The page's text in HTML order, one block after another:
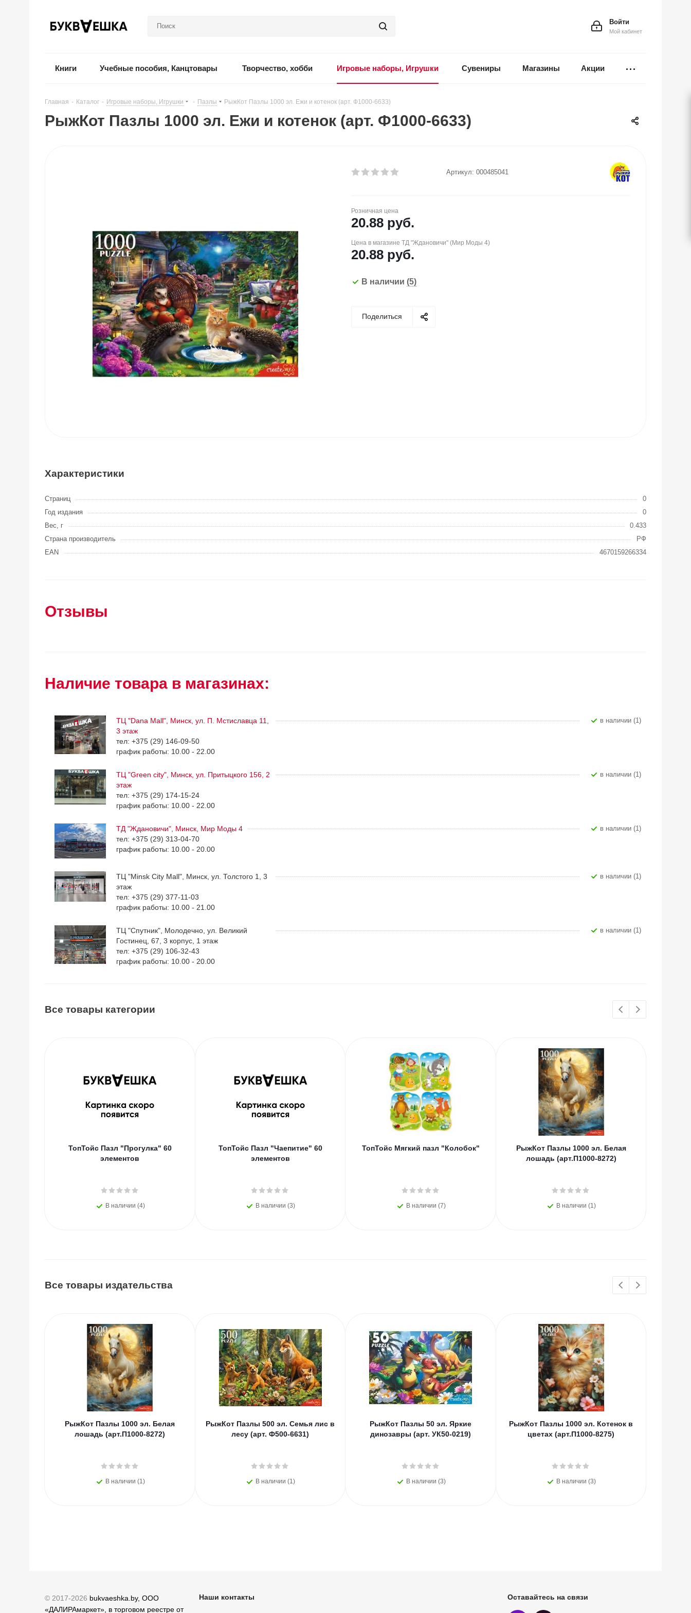
Войти
Мой кабинет
Книги Учебные пособия, Канцтовары Творчество, хобби Игровые наборы, Игрушки Сувениры Магазины Акции
Главная - Каталог - Игровые наборы, Игрушки - Пазлы - РыжКот Пазлы 1000 эл. Ежи и котенок (арт. Ф1000-6633)
РыжКот Пазлы 1000 эл. Ежи и котенок (арт. Ф1000-6633)
Артикул: 000485041
Розничная цена
20.88 руб.
Цена в магазине ТД "Ждановичи" (Мир Моды 4)
20.88 руб.
В наличии (5)
Поделиться
Характеристики
Страниц
0
Год издания
0
Вес, г
0.433
Страна производитель
РФ
EAN
4670159266334
Отзывы
Наличие товара в магазинах:
ТЦ "Dana Mall", Минск, ул. П. Мстиславца 11,
3 этаж
тел: +375 (29) 146-09-50
график работы: 10.00 - 22.00
В наличии (1)
ТЦ "Green city", Минск, ул. Притыцкого 156, 2
этаж
тел: +375 (29) 174-15-24
график работы: 10.00 - 22.00
В наличии (1)
ТД "Ждановичи", Минск, Мир Моды 4
тел: +375 (29) 313-04-70
график работы: 10.00 - 20.00
В наличии (1)
ТЦ "Minsk City Mall", Минск, ул. Толстого 1, 3
этаж
тел: +375 (29) 377-11-03
график работы: 10.00 - 21.00
В наличии (1)
ТЦ "Спутник", Молодечно, ул. Великий
Гостинец, 67, 3 корпус, 1 этаж
тел: +375 (29) 106-32-43
график работы: 10.00 - 20.00
В наличии (1)
Все товары категории
ТопТойс Пазл "Прогулка" 60
элементов
В наличии (4)
ТопТойс Пазл "Чаепитие" 60
элементов
В наличии (3)
ТопТойс Мягкий пазл "Колобок"
В наличии (7)
РыжКот Пазлы 1000 эл. Белая
лошадь (арт.П1000-8272)
В наличии (1)
Все товары издательства
РыжКот Пазлы 1000 эл. Белая
лошадь (арт.П1000-8272)
В наличии (1)
РыжКот Пазлы 500 эл. Семья лис в
лесу (арт. Ф500-6631)
В наличии (1)
РыжКот Пазлы 50 эл. Яркие
динозавры (арт. УК50-0219)
В наличии (3)
РыжКот Пазлы 1000 эл. Котенок в
цветах (арт.П1000-8275)
В наличии (3)
© 2017-2026 bukvaeshka.by, ООО
«ДАЛИРАмаркет», в торговом реестре от
Наши контакты Оставайтесь на связи